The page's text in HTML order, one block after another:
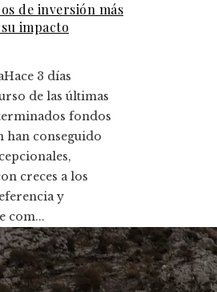
de inversión más
impacto
Hace 3 días
de las últimas
fondos
han conseguido
creces a los
y
com...